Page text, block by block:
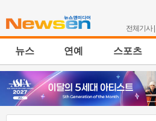
전체기사|
뉴스 연예 스포츠